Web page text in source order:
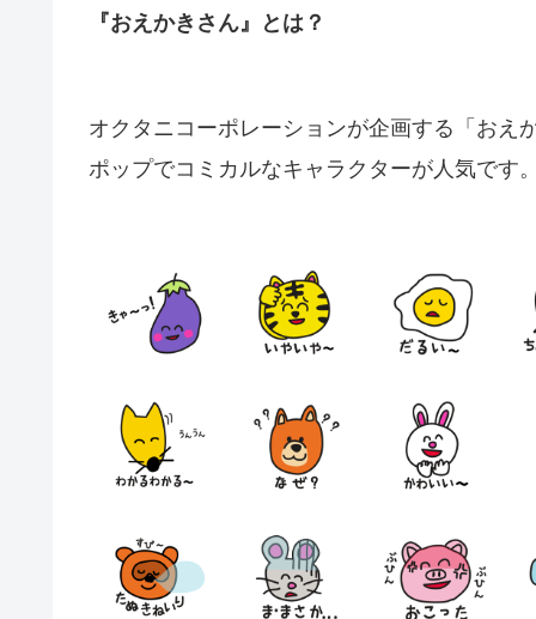
『おえかきさん』とは？
オクタニコーポレーションが企画する「おえ
ポップでコミカルなキャラクターが人気です